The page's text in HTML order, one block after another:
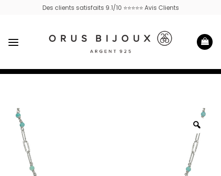
Des clients satisfaits 9.1/10 ⭐⭐⭐⭐⭐ Avis Clients